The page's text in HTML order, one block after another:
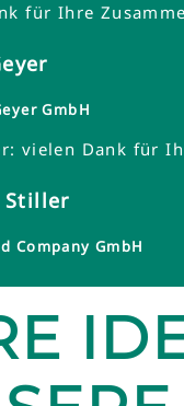
für Ihre
GmbH
vielen Dank für
Stiller
Company GmbH